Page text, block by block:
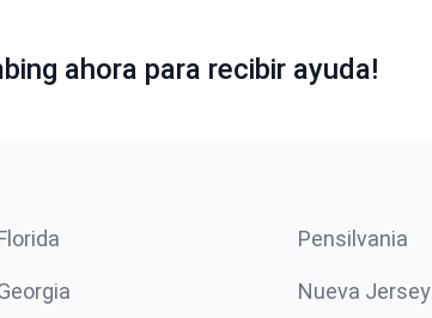
ahora para recibir ayuda!
Pensilvania
Nueva Jersey